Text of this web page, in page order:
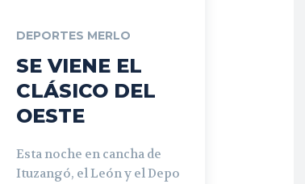
DEPORTES MERLO
SE VIENE EL
CLÁSICO DEL
OESTE
Esta noche en cancha de
Ituzangó, el León y el Depo